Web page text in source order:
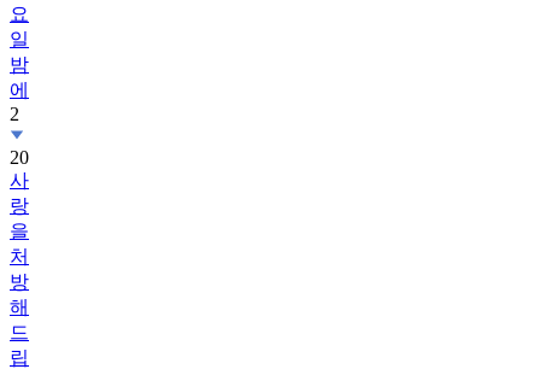
요
일
밤
에
2
20
사
랑
을
처
방
해
드
립